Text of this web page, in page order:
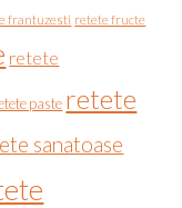
frantuzesti retete fructe
retete
paste retete
sanatoase